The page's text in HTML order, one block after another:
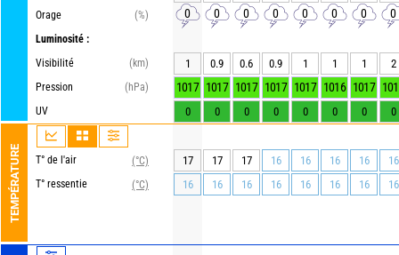
Orage
(%)
Luminosité :
Visibilité
(km)
Pression
(hPa)
UV
TEMPÉRATURE T° de l'air
(°C)
T° ressentie
(°C)
0 0 0 0 0 0 0 0
1 0.9 0.6 0.9 1 1 1 2
1017 1017 1017 1017 1017 1016 1017
0 0 0 0 0 0 0 0
17 17 17 16 16 16 16
16
16
16 16 16 16 16 16 16